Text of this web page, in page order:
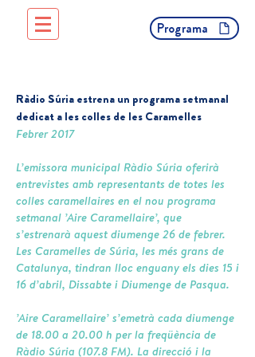
Programa
Ràdio Súria estrena un programa setmanal
dedicat a les colles de les Caramelles
Febrer 2017
L’emissora municipal Ràdio Súria oferirà
entrevistes amb representants de totes les
colles caramellaires en el nou programa
setmanal ’Aire Caramellaire’, que
s’estrenarà aquest diumenge 26 de febrer.
Les Caramelles de Súria, les més grans de
Catalunya, tindran lloc enguany els dies 15 i
16 d’abril, Dissabte i Diumenge de Pasqua.
’Aire Caramellaire’ s’emetrà cada diumenge
de 18.00 a 20.00 h per la freqüència de
Ràdio Súria (107.8 FM). La direcció i la